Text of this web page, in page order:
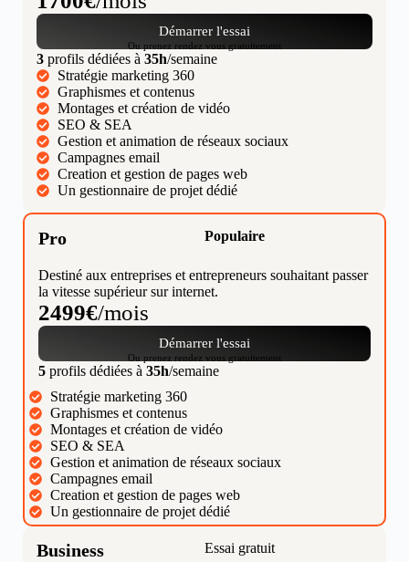
Démarrer l'essai
Ou prenez rendez vous gratuitement
3 profils dédiées à 35h/semaine
Stratégie marketing 360
Graphismes et contenus
Montages et création de vidéo
SEO & SEA
Gestion et animation de réseaux sociaux
Campagnes email
Creation et gestion de pages web
Un gestionnaire de projet dédié
Pro Populaire
Destiné aux entreprises et entrepreneurs souhaitant passer
la vitesse supérieur sur internet.
2499€/mois
Démarrer l'essai
Ou prenez rendez vous gratuitement
5 profils dédiées à 35h/semaine
Stratégie marketing 360
Graphismes et contenus
Montages et création de vidéo
SEO & SEA
Gestion et animation de réseaux sociaux
Campagnes email
Creation et gestion de pages web
Un gestionnaire de projet dédié
Business Essai gratuit